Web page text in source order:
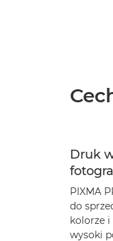
Druk
PIXMA
do
kolorze i
wysoki